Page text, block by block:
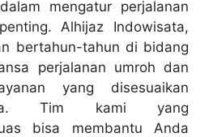
mengatur perjalanan
Alhijaz Indowisata,
bertahun-tahun di bidang
perjalanan umroh dan
yang disesuaikan
Tim kami yang
bisa membantu Anda